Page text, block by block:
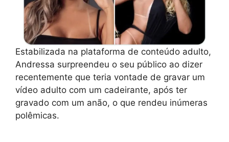
Estabilizada na plataforma de conteúdo adulto,
Andressa surpreendeu o seu público ao dizer
recentemente que teria vontade de gravar um
vídeo adulto com um cadeirante, após ter
gravado com um anão, o que rendeu inúmeras
polêmicas.